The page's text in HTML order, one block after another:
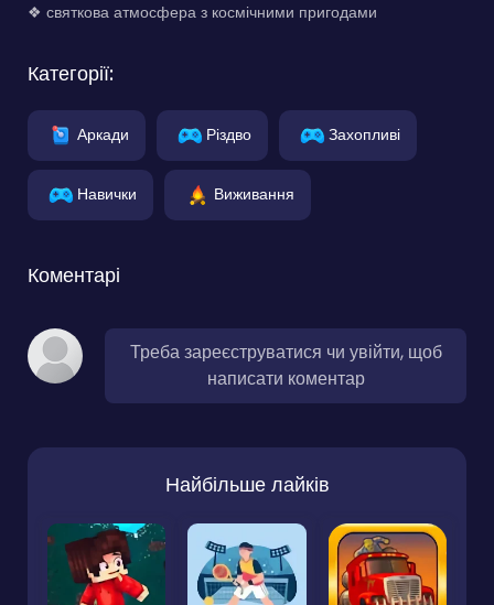
❖ святкова атмосфера з космічними пригодами
Категорії:
Аркади Різдво Захопливі
Навички Виживання
Коментарі
Треба зареєструватися чи увійти, щоб
написати коментар
Найбільше лайків